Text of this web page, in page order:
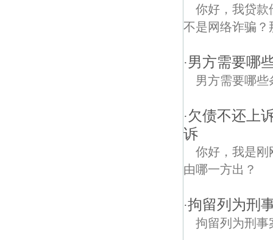
你好，我贷款
不是网络诈骗？
·男方需要哪
男方需要哪
·欠债不还上
诉
你好，我是刚
由哪一方出？
·拘留列为刑
拘留列为刑事